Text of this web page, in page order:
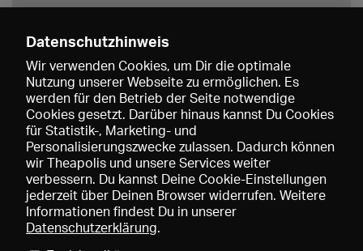
Speichern
Datenschutzhinweis
Wir verwenden Cookies, um Dir die optimale
Nutzung unserer Webseite zu ermöglichen. Es
werden für den Betrieb der Seite notwendige
Cookies gesetzt. Darüber hinaus kannst Du Cookies
für Statistik-, Marketing- und
Personalisierungszwecke zulassen. Dadurch können
wir Theapolis und unsere Services weiter
verbessern. Du kannst Deine Cookie-Einstellungen
jederzeit über Deinen Browser widerrufen. Weitere
Informationen findest Du in unserer
Datenschutzerklärung.